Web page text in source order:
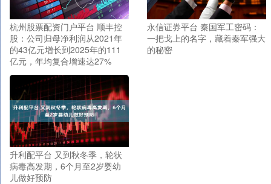
杭州股票配资门户平台 顺丰控
股：公司归母净利润从2021年
的43亿元增长到2025年的111
亿元，年均复合增速达27%
永信证券平台 秦国军工密码：
一把戈上的名字，藏着秦军强大
的秘密
升利配平台 又到秋冬季，轮状
病毒高发期，6个月至2岁婴幼
儿做好预防